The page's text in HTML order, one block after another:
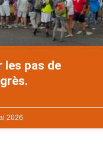
les pas de
2026